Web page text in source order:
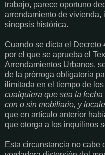
trabajo, parece oportuno
arrendamiento de
sinopsis histórica.
Cuando se dicta el Decreto
por el que se aprueba el
Arrendamientos Urbanos,
de la prórroga obligatoria
ilimitada en el tiempo de
cualquiera que sea la
con o sin mobiliario, y
que en artículo anterior
que otorga a los inquilinos
Esta circunstancia no cabe